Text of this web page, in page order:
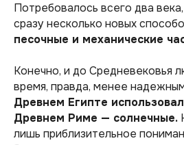
Потребовалось всего два
сразу несколько новых
песочные и механические
Конечно, и до Средневековья
время, правда, менее
Древнем Египте
Древнем Риме — солнечные.
лишь приблизительное